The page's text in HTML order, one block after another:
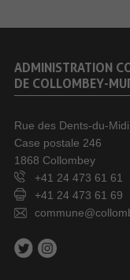
ADMINISTRATION
DE COLLOMBEY-
Rue des Dents-du-
Case postale 246
1868 Collombey
+41 24 473 61 61
+41 24 473 61 69